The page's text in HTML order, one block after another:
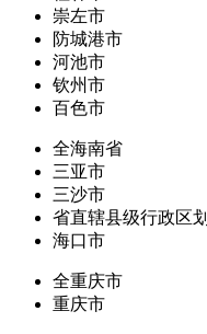
崇左市
防城港市
河池市
钦州市
百色市
全海南省
三亚市
三沙市
省直辖县级行政区划
海口市
全重庆市
重庆市